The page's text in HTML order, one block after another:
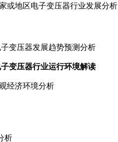
地区电子变压器行业发展分析
变压器发展趋势预测分析
变压器行业运行环境解读
经济环境分析
析